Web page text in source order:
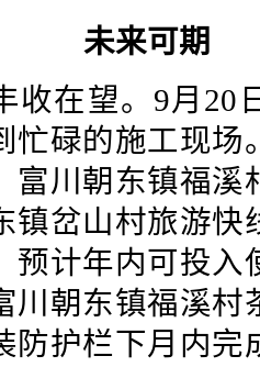
未来可期
收在望。9月20
忙碌的施工现场
富川朝东镇福溪
镇岔山村旅游快
预计年内可投入
川朝东镇福溪村
防护栏下月内完